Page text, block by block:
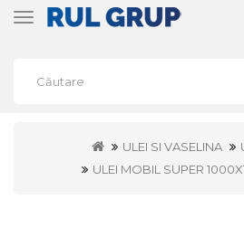
Toggle
ULEI SI VASELINA
ULEI MOBIL SUPER